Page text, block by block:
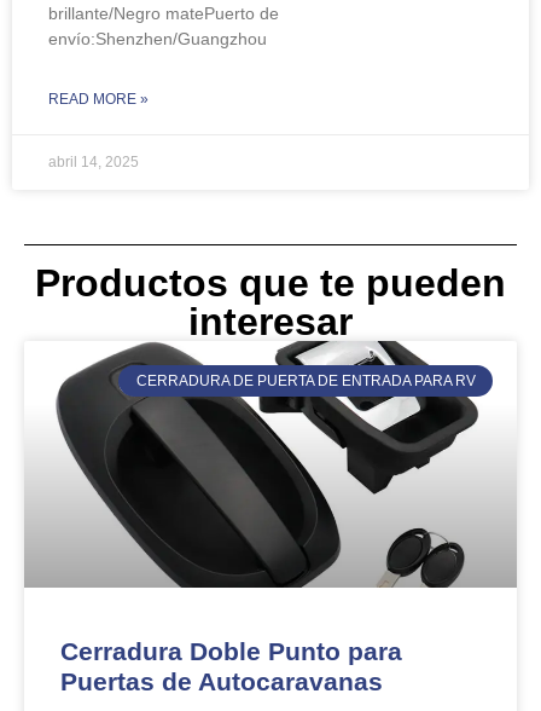
brillante/Negro matePuerto de
envío:Shenzhen/Guangzhou
READ MORE »
abril 14, 2025
Productos que te pueden
interesar
CERRADURA DE PUERTA DE ENTRADA PARA RV
Cerradura Doble Punto para
Puertas de Autocaravanas